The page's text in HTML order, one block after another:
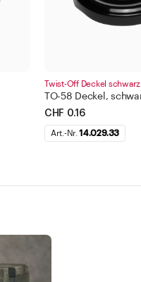
Twist-Off Deckel schwarz
TO-58 Deckel,
CHF 0.16
Art.-Nr.14.029.33